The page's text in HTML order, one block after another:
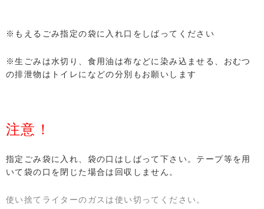
※もえるごみ指定の袋に入れ口をしばってください
※生ごみは水切り、食用油は布などに染み込ませる、おむつ
の排泄物はトイレになどの分別もお願いします
注意！
指定ごみ袋に入れ、袋の口はしばって下さい。テープ等を用
いて袋の口を閉じた場合は回収しません。
使い捨てライターのガスは使い切ってください。